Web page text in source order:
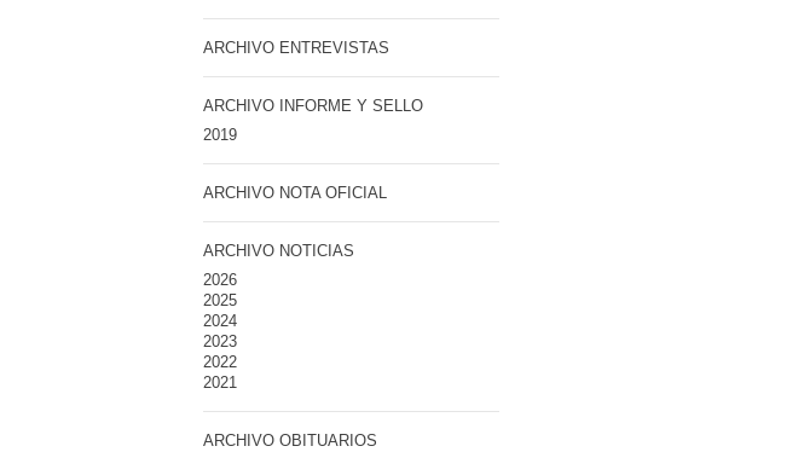
ARCHIVO ENTREVISTAS
ARCHIVO INFORME Y SELLO
2019
ARCHIVO NOTA OFICIAL
ARCHIVO NOTICIAS
2026
2025
2024
2023
2022
2021
ARCHIVO OBITUARIOS